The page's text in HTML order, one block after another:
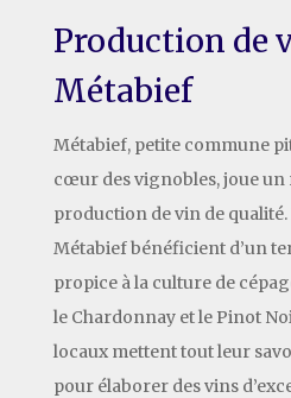
Production de
Métabief
Métabief, petite commune
cœur des vignobles, joue un
production de vin de
Métabief bénéficient d’un
propice à la culture de
le Chardonnay et le Pinot
locaux mettent tout leur
pour élaborer des vins